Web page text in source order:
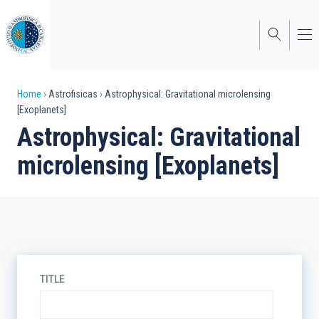
to
main
content
Breadcrumb
Home Astrofisicas
Astrophysical: Gravitational microlensing
[Exoplanets]
Astrophysical: Gravitational
microlensing [Exoplanets]
TITLE